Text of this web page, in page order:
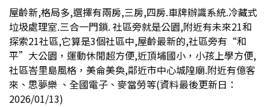
屋齡新,格局多,選擇有兩房,三房,四房.車牌辦識系統.冷藏式
垃圾處理室.三合一門鎖. 社區旁就是公園,附近有未來21和
探索21社區,它算是3個社區中,屋齡最新的,社區旁有“和
平”大公園，運動休閒超方便,近頂埔國小，小孩上學方便,
社區峇里島風格，美侖美奐,鄰近市中心城隍廟.附近有億客
來、思夢樂 、全國電子、麥當勞等(資料最後更新日：
2026/01/13)